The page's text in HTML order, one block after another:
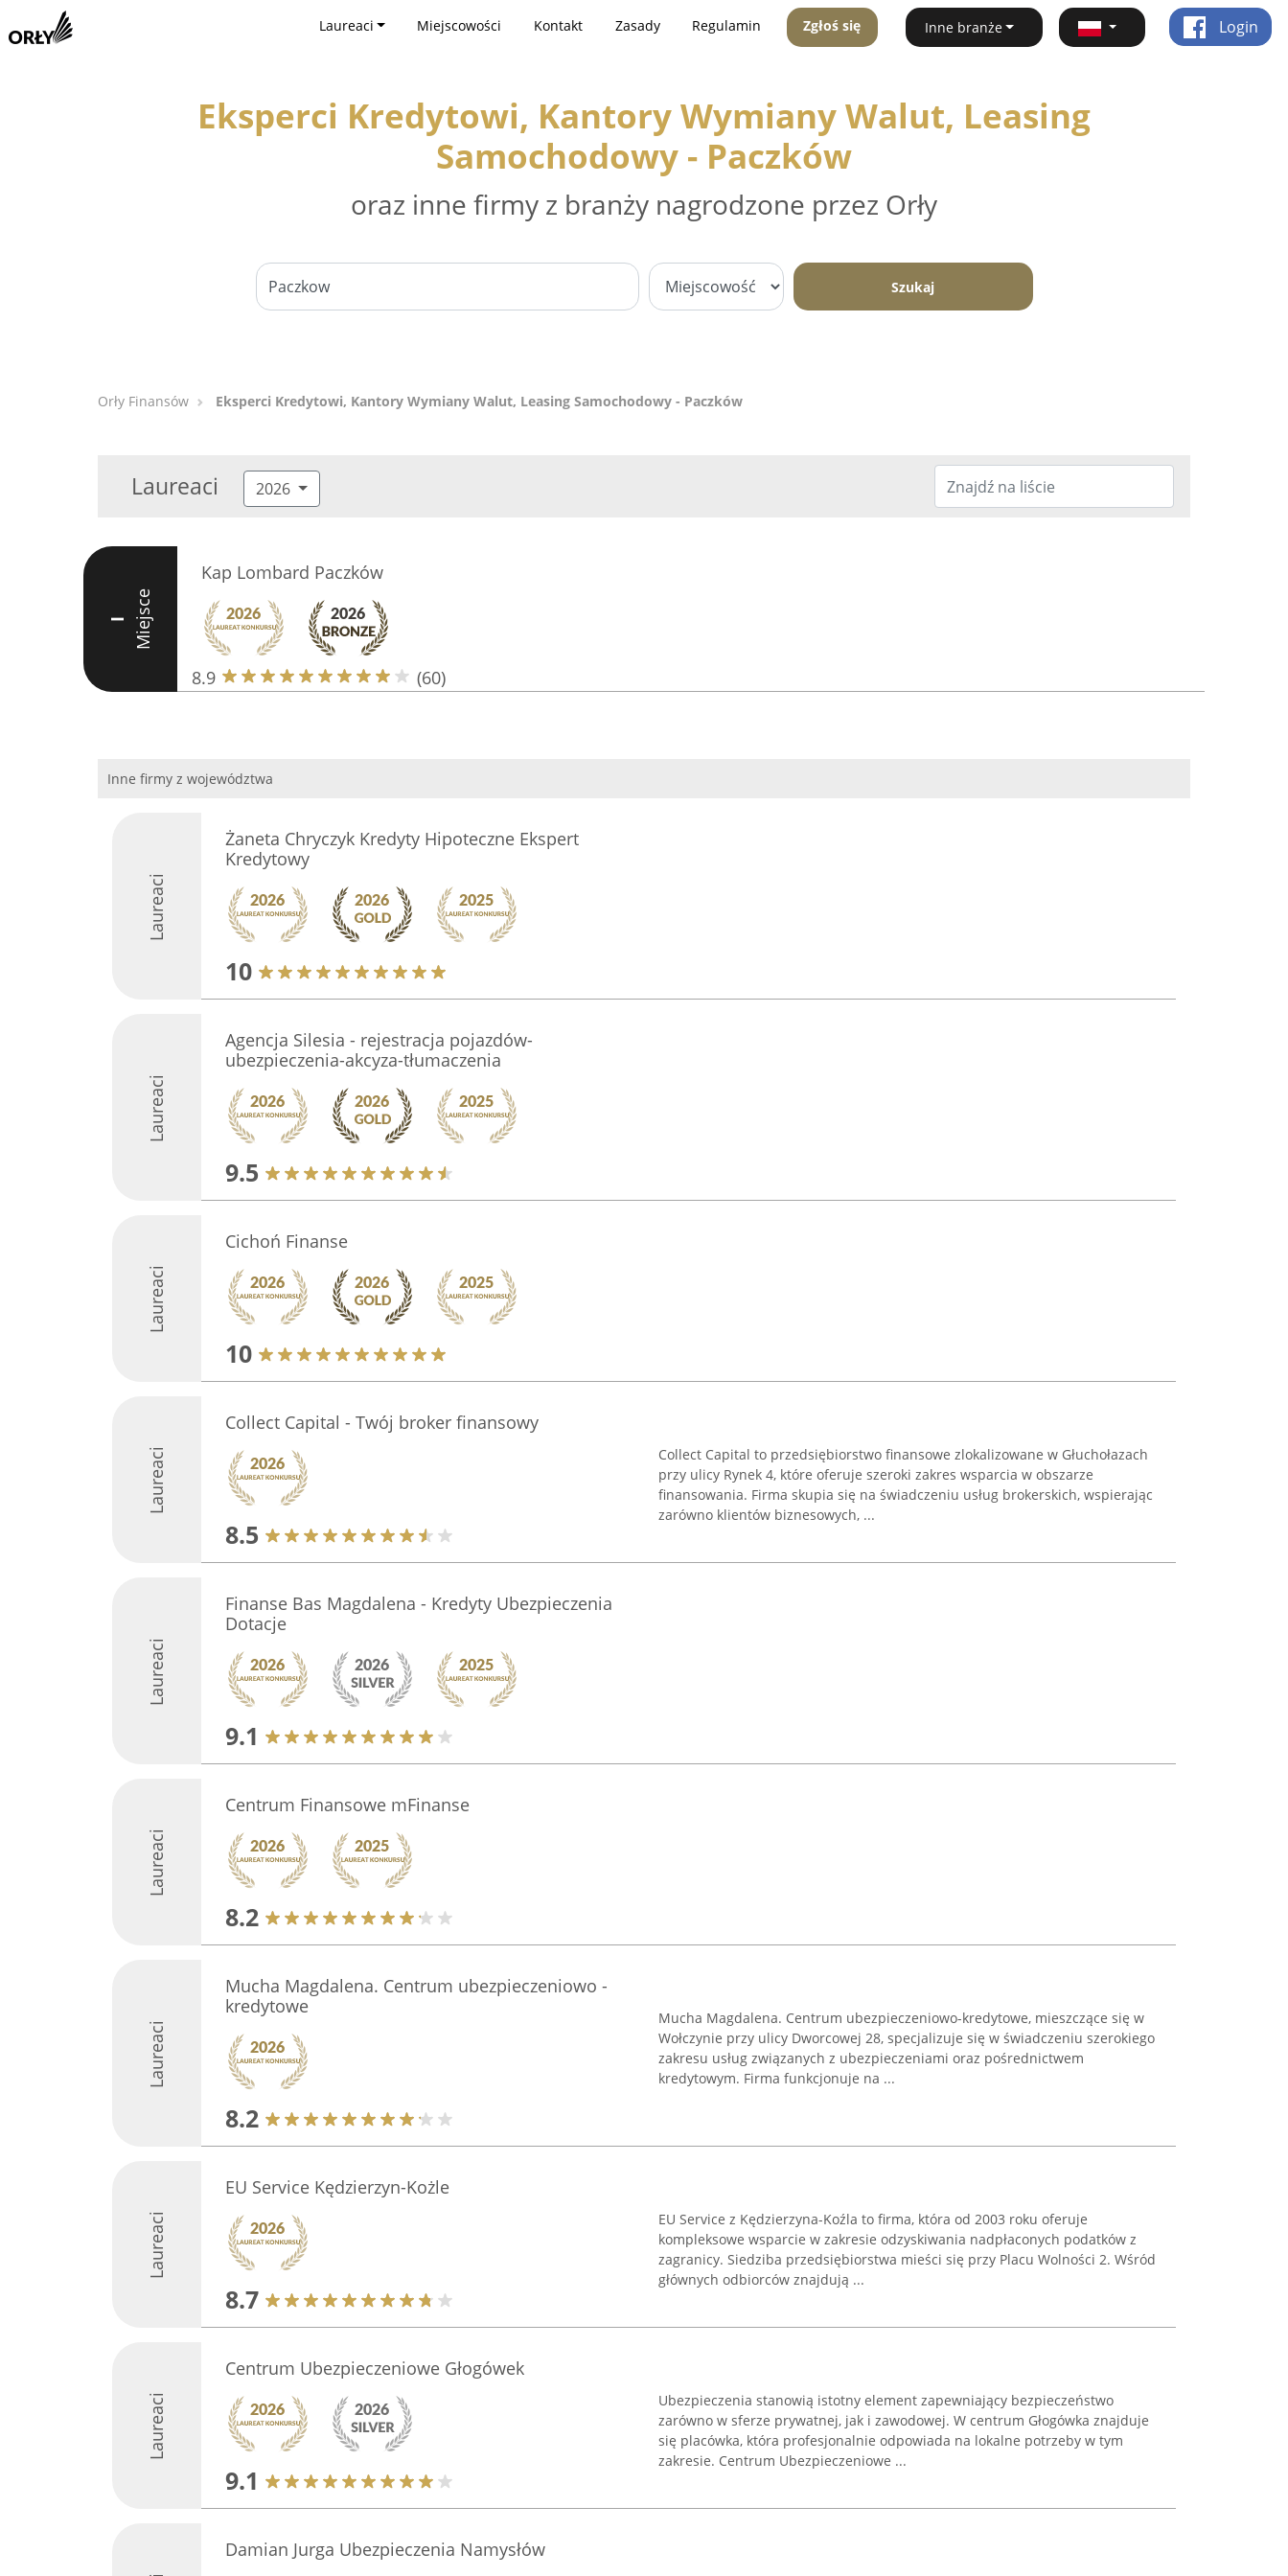
Laureaci Miejscowości Kontakt Zasady Regulamin Zgłoś się Inne branże Login
Eksperci Kredytowi, Kantory Wymiany Walut, Leasing
Samochodowy - Paczków
oraz inne firmy z branży nagrodzone przez Orły
Szukaj
Orły Finansów Eksperci Kredytowi, Kantory Wymiany Walut, Leasing Samochodowy - Paczków
Laureaci 2026
I Miejsce
Kap Lombard Paczków
8.9 (60)
Inne firmy z województwa
Laureaci
Żaneta Chryczyk Kredyty Hipoteczne Ekspert
Kredytowy
10
Laureaci
Agencja Silesia - rejestracja pojazdów-
ubezpieczenia-akcyza-tłumaczenia
9.5
Laureaci
Cichoń Finanse
10
Laureaci
Collect Capital - Twój broker finansowy
8.5
Collect Capital to przedsiębiorstwo finansowe zlokalizowane w Głuchołazach
przy ulicy Rynek 4, które oferuje szeroki zakres wsparcia w obszarze
finansowania. Firma skupia się na świadczeniu usług brokerskich, wspierając
zarówno klientów biznesowych, ...
Laureaci
Finanse Bas Magdalena - Kredyty Ubezpieczenia
Dotacje
9.1
Laureaci
Centrum Finansowe mFinanse
8.2
Laureaci
Mucha Magdalena. Centrum ubezpieczeniowo -
kredytowe
8.2
Mucha Magdalena. Centrum ubezpieczeniowo-kredytowe, mieszczące się w
Wołczynie przy ulicy Dworcowej 28, specjalizuje się w świadczeniu szerokiego
zakresu usług związanych z ubezpieczeniami oraz pośrednictwem
kredytowym. Firma funkcjonuje na ...
Laureaci
EU Service Kędzierzyn-Kożle
8.7
EU Service z Kędzierzyna-Koźla to firma, która od 2003 roku oferuje
kompleksowe wsparcie w zakresie odzyskiwania nadpłaconych podatków z
zagranicy. Siedziba przedsiębiorstwa mieści się przy Placu Wolności 2. Wśród
głównych odbiorców znajdują ...
Laureaci
Centrum Ubezpieczeniowe Głogówek
9.1
Ubezpieczenia stanowią istotny element zapewniający bezpieczeństwo
zarówno w sferze prywatnej, jak i zawodowej. W centrum Głogówka znajduje
się placówka, która profesjonalnie odpowiada na lokalne potrzeby w tym
zakresie. Centrum Ubezpieczeniowe ...
Damian Jurga Ubezpieczenia Namysłów